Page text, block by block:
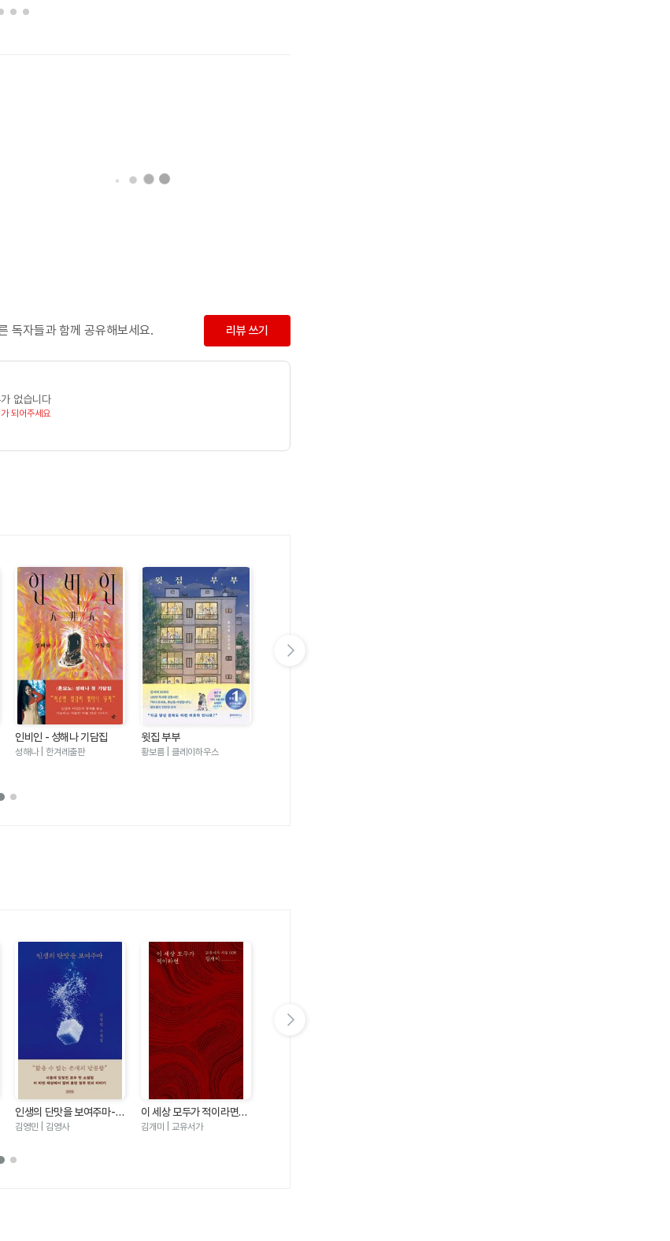
독자들과 함께 공유해보세요. 리뷰 쓰기
없습니다
되어주세요
인비인 - 성해나 기담집
성해나 | 한겨레출판
윗집 부부
황보름 | 클레이하우스
인생의 단맛을 보여주마-김
영민 소설집
김영민 | 김영사
이 세상 모두가 적이라면
(교유서가 시집9)
김개미 | 교유서가